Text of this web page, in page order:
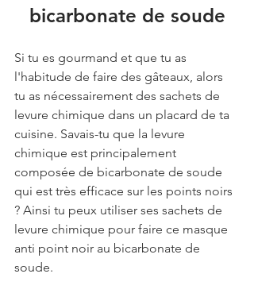
bicarbonate de soude
Si tu es gourmand et que tu as
l'habitude de faire des gâteaux, alors
tu as nécessairement des sachets de
levure chimique dans un placard de ta
cuisine. Savais-tu que la levure
chimique est principalement
composée de bicarbonate de soude
qui est très efficace sur les points noirs
? Ainsi tu peux utiliser ses sachets de
levure chimique pour faire ce masque
anti point noir au bicarbonate de
soude.